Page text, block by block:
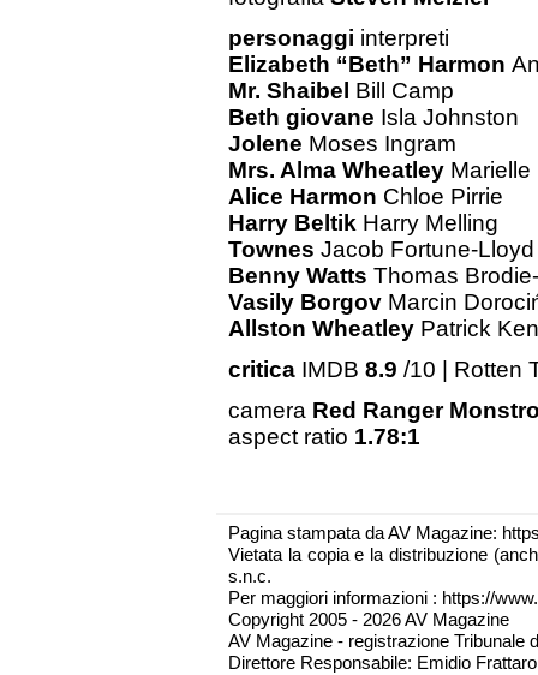
personaggi interpreti
Elizabeth “Beth” Harmon
Mr. Shaibel Bill Camp
Beth giovane Isla Johnston
Jolene Moses Ingram
Mrs. Alma Wheatley Marielle
Alice Harmon Chloe Pirrie
Harry Beltik Harry Melling
Townes Jacob Fortune-Lloyd
Benny Watts Thomas
Vasily Borgov Marcin
Allston Wheatley Patrick
critica IMDB 8.9 /10 | Rotten
camera Red Ranger
aspect ratio 1.78:1
Pagina stampata da AV Magazine:
Vietata la copia e la distribuzione
s.n.c.
Per maggiori informazioni : https://
Copyright 2005 - 2026 AV Magazine
AV Magazine - registrazione Tribunale
Direttore Responsabile: Emidio